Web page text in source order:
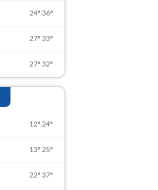
24° 36°
27° 33°
27° 32°
12° 24°
13° 25°
22° 37°